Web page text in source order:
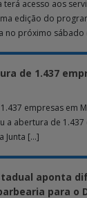
acesso aos
edição do
no próximo sábado
de 1.437
empresas em
a abertura de
Junta […]
aponta
para o